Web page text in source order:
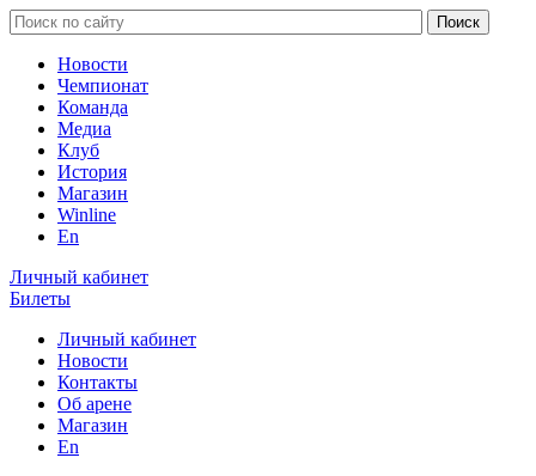
Новости
Чемпионат
Команда
Медиа
Клуб
История
Магазин
Winline
En
Личный кабинет
Билеты
Личный кабинет
Новости
Контакты
Об арене
Магазин
En